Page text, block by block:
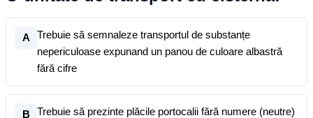
A
Trebuie să semnaleze transportul de substanțe
nepericuloase expunand un panou de culoare albastră
fără cifre
B
Trebuie să prezinte plăcile portocalii fără numere (neutre)